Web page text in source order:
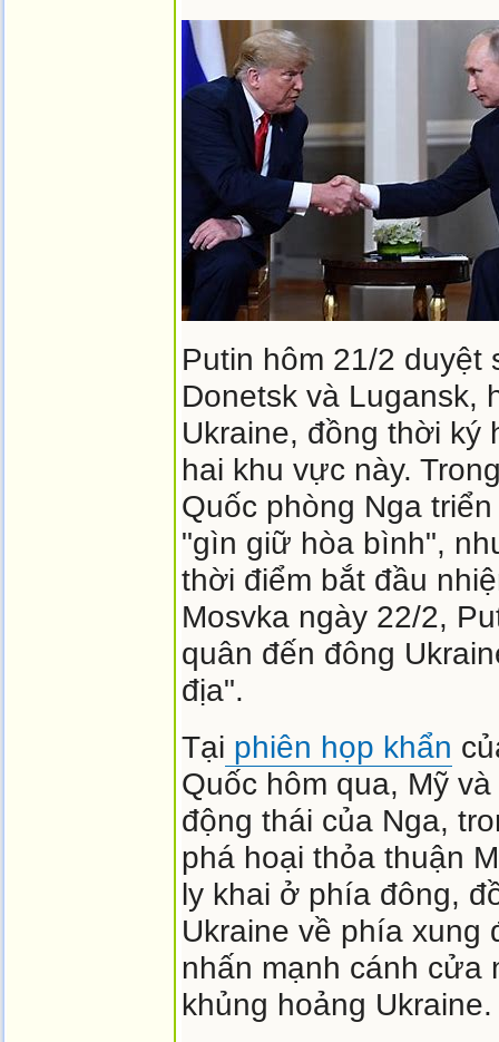
Putin hôm 21/2 duyệt
Donetsk và Lugansk,
Ukraine, đồng thời
hai khu vực này.
Quốc phòng Nga
"gìn giữ hòa bình",
thời điểm bắt đầu
Mosvka ngày 22/2,
quân đến đông
địa".
Tại phiên họp khẩn
Quốc hôm qua, Mỹ
động thái của Nga,
phá hoại thỏa thuận
ly khai ở phía đông,
Ukraine về phía xung
nhấn mạnh cánh cửa
khủng hoảng Ukraine.